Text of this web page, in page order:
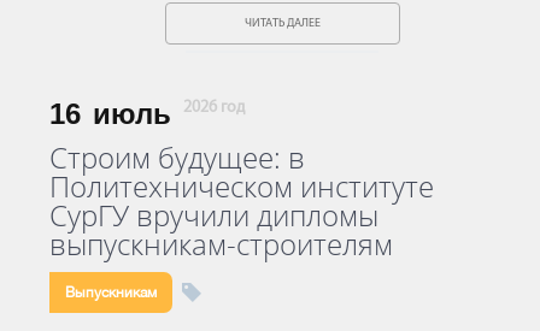
ЧИТАТЬ ДАЛЕЕ
16 июль 2026 год
Строим будущее: в
Политехническом институте
СурГУ вручили дипломы
выпускникам-строителям
Выпускникам